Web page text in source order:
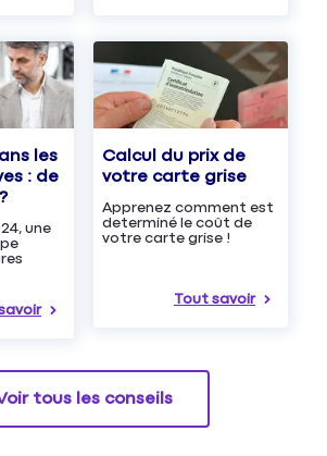
les
: de
une
Calcul du prix de
votre carte grise
Apprenez comment est
determiné le coût de
votre carte grise !
Tout savoir
tous les conseils